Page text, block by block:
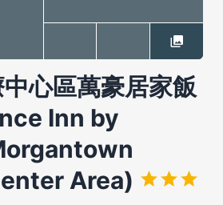
心區萬豪居家飯
Inn by
Area)